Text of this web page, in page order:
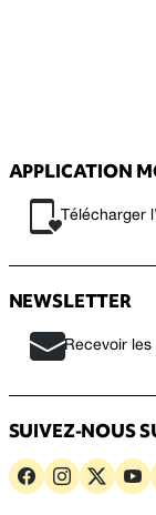
APPLICATION
Télécharger
NEWSLETTER
Recevoir les
SUIVEZ-NOUS